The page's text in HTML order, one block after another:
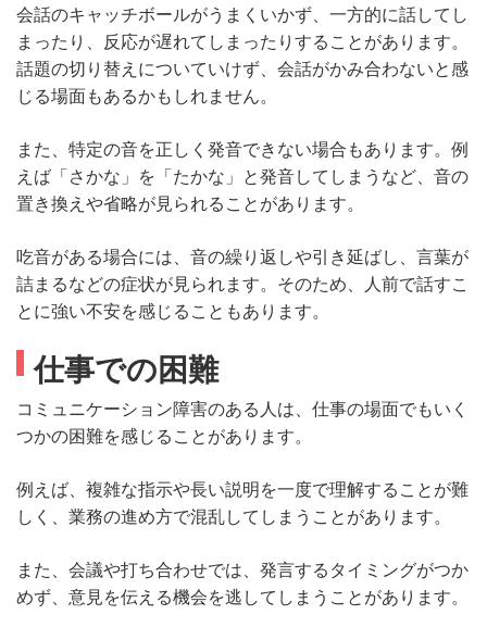
会話のキャッチボールがうまくいかず、一方的に話してし
まったり、反応が遅れてしまったりすることがあります。
話題の切り替えについていけず、会話がかみ合わないと感
じる場面もあるかもしれません。
また、特定の音を正しく発音できない場合もあります。例
えば「さかな」を「たかな」と発音してしまうなど、音の
置き換えや省略が見られることがあります。
吃音がある場合には、音の繰り返しや引き延ばし、言葉が
詰まるなどの症状が見られます。そのため、人前で話すこ
とに強い不安を感じることもあります。
仕事での困難
コミュニケーション障害のある人は、仕事の場面でもいく
つかの困難を感じることがあります。
例えば、複雑な指示や長い説明を一度で理解することが難
しく、業務の進め方で混乱してしまうことがあります。
また、会議や打ち合わせでは、発言するタイミングがつか
めず、意見を伝える機会を逃してしまうことがあります。